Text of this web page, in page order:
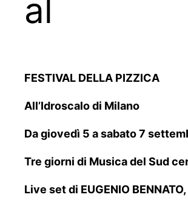
al
FESTIVAL DELLA PIZZICA
All’Idroscalo di Milano
Da giovedì 5 a sabato 7
Tre giorni di Musica del Sud
Live set di EUGENIO